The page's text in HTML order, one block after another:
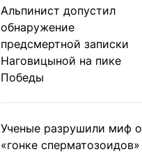
Альпинист допустил
обнаружение
предсмертной записки
Наговицыной на пике
Победы
Ученые разрушили миф о
«гонке сперматозоидов»